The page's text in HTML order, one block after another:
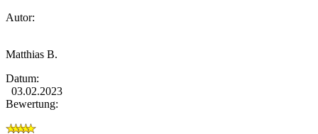
Autor:
Matthias B.
Datum:
03.02.2023
Bewertung: